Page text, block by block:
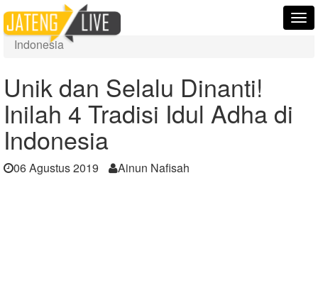
Home
Berita
Unik dan Selalu Dinanti! Inilah 4 Tradisi Idul Adha di
Indonesia
Unik dan Selalu Dinanti!
Inilah 4 Tradisi Idul Adha di
Indonesia
06 Agustus 2019 Ainun Nafisah